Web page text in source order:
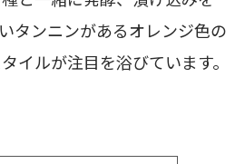
タンニンがあるオレンジ色の
イルが注目を浴びています。